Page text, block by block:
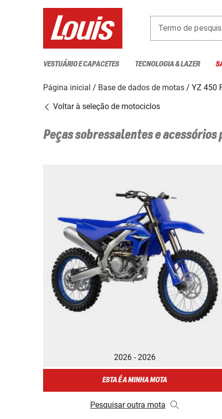
Termo de
VESTUÁRIO E CAPACETES TECNOLOGIA & LAZER
Página inicial Base de dados de motas
YZ 450
Voltar à seleção de motociclos
Peças sobressalentes e acessórios
2026 - 2026
ESTA É A MINHA MOTA
Pesquisar outra mota